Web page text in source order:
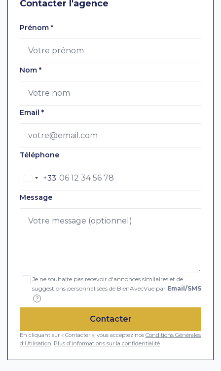
Contacter l'agence
Laissez ce champ vide
Prénom *
Nom *
Email *
Téléphone
+33
Message
Je ne souhaite pas recevoir d'annonces similaires et de
suggestions personnalisées de BienAvecVue par Email/SMS
?
Contacter
En cliquant sur « Contacter », vous acceptez nos Conditions Générales
d'Utilisation Plus d'informations sur la confidentialité